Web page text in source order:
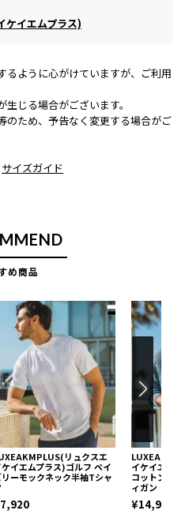
イエムプラス)
るように心がけていますが、ご利用
じる場合がございます。
のため、予告なく変更する場合がご
サイズガイド
め商品
リュクスエ
ケイエムプラス)ゴルフ ペイ
リーモックネック半袖Tシャ
イケイエム
コットンシ
ィガン
¥14,960